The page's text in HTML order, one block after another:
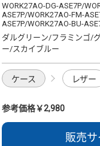
WORK27AO-DG-ASE7P/
ASE7P/WORK27AO-FM-
ASE7P/WORK27AO-BU-
ダルグリーン/フラミンゴ/
ー/スカイブルー
ケース レザー
参考価格￥2,980
販売